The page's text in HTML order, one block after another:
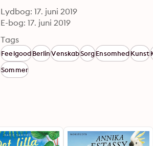
Lydbog: 17. juni 2019
E-bog: 17. juni 2019
Tags
FeelgoodBerlinVenskabSorgEnsomhedKunst
Sommer